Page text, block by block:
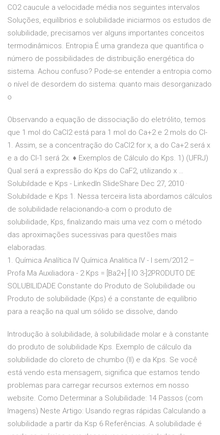
CO2 caucule a velocidade média nos seguintes intervalos
Soluções, equilíbrios e solubilidade iniciarmos os estudos de
solubilidade, precisamos ver alguns importantes conceitos
termodinâmicos. Entropia É uma grandeza que quantifica o
número de possibilidades de distribuição energética do
sistema. Achou confuso? Pode-se entender a entropia como
o nível de desordem do sistema: quanto mais desorganizado
o
Observando a equação de dissociação do eletrólito, temos
que 1 mol do CaCl2 está para 1 mol do Ca+2 e 2 mols do Cl-
1. Assim, se a concentração do CaCl2 for x, a do Ca+2 será x
e a do Cl-1 será 2x. ♦ Exemplos de Cálculo do Kps. 1) (UFRJ)
Qual será a expressão do Kps do CaF2, utilizando x …
Solubildade e Kps - LinkedIn SlideShare Dec 27, 2010 ·
Solubildade e Kps 1. Nessa terceira lista abordamos cálculos
de solubilidade relacionando-a com o produto de
solubilidade, Kps, finalizando mais uma vez com o método
das aproximações sucessivas para questões mais
elaboradas.
1. Química Analítica IV Química Analitica IV - I sem/2012 –
Profa Ma Auxiliadora - 2 Kps = [Ba2+]·[ IO 3-]2PRODUTO DE
SOLUBILIDADE Constante do Produto de Solubilidade ou
Produto de solubilidade (Kps) é a constante de equilíbrio
para a reação na qual um sólido se dissolve, dando
Introdução à solubilidade, à solubilidade molar e à constante
do produto de solubilidade Kps. Exemplo de cálculo da
solubilidade do cloreto de chumbo (II) e da Kps. Se você
está vendo esta mensagem, significa que estamos tendo
problemas para carregar recursos externos em nosso
website. Como Determinar a Solubilidade: 14 Passos (com
Imagens) Neste Artigo: Usando regras rápidas Calculando a
solubilidade a partir da Ksp 6 Referências. A solubilidade é